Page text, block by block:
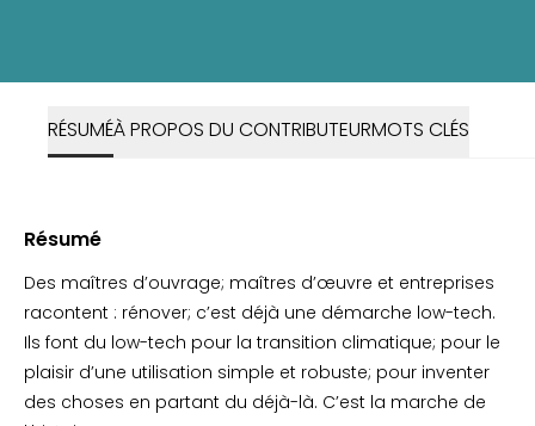
RÉSUMÉÀ PROPOS DU CONTRIBUTEURMOTS CLÉS
Résumé
Des maîtres d’ouvrage; maîtres d’œuvre et entreprises
racontent : rénover; c’est déjà une démarche low-tech.
Ils font du low-tech pour la transition climatique; pour le
plaisir d’une utilisation simple et robuste; pour inventer
des choses en partant du déjà-là. C’est la marche de